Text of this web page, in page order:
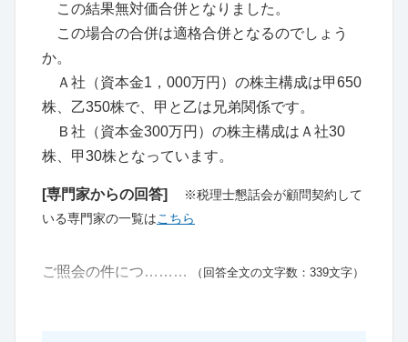
この結果無対価合併となりました。
この場合の合併は適格合併となるのでしょう
か。
Ａ社（資本金1，000万円）の株主構成は甲650
株、乙350株で、甲と乙は兄弟関係です。
Ｂ社（資本金300万円）の株主構成はＡ社30
株、甲30株となっています。
[専門家からの回答]
※税理士懇話会が顧問契約して
いる専門家の一覧はこちら
ご照会の件につ……… （回答全文の文字数：339文字）